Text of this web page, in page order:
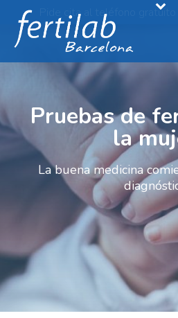
Pruebas de
la
La buena medicina
Pide cita al teléfono gratuito